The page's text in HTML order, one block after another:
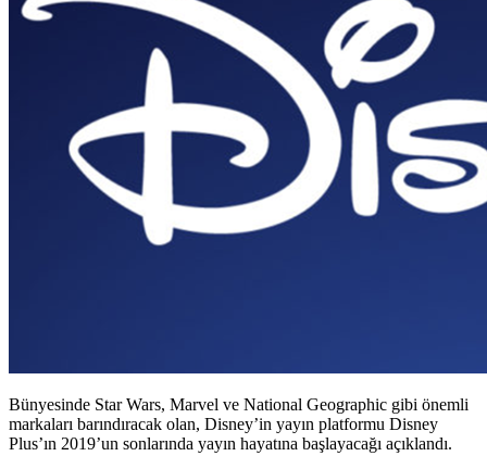
Bünyesinde Star Wars, Marvel ve National Geographic gibi önemli
markaları barındıracak olan, Disney’in yayın platformu Disney
Plus’ın 2019’un sonlarında yayın hayatına başlayacağı açıklandı.